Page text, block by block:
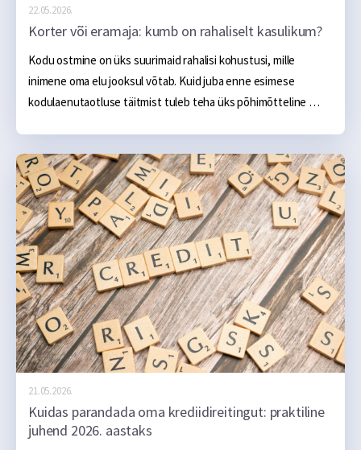
22.05.2026.
Korter või eramaja: kumb on rahaliselt kasulikum?
Kodu ostmine on üks suurimaid rahalisi kohustusi, mille
inimene oma elu jooksul võtab. Kuid juba enne esimese
kodulaenutaotluse täitmist tuleb teha üks põhimõtteline
rahalised plussid ja miinused — nii ostuhetkel kui ka järgmise
kahekümne aasta jooksul. Selles artiklis võrdleme mõlemat
võimalust üksikasjalikult, et aidata teha numbritel põhinev
otsus.
21.05.2026.
Kuidas parandada oma krediidireitingut: praktiline
juhend 2026. aastaks